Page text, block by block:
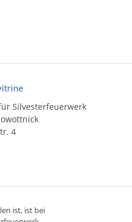
Silvesterfeuerwerk
4
ist, ist bei